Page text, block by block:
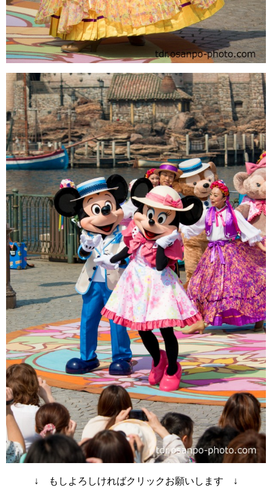
↓ もしよろしければクリックお願いします ↓